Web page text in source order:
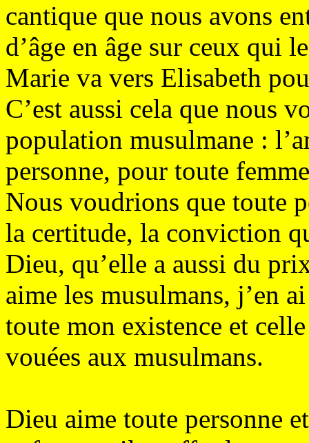
cantique que nous avons
d’âge en âge sur ceux qui
Marie va vers Elisabeth
C’est aussi cela que nous
population musulmane :
personne, pour toute
Nous voudrions que toute
la certitude, la conviction
Dieu, qu’elle a aussi du
aime les musulmans, j’en
toute mon existence et
vouées aux musulmans.
Dieu aime toute personne